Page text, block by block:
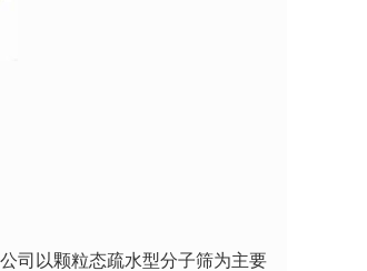
司以颗粒态疏水型分子筛为主要